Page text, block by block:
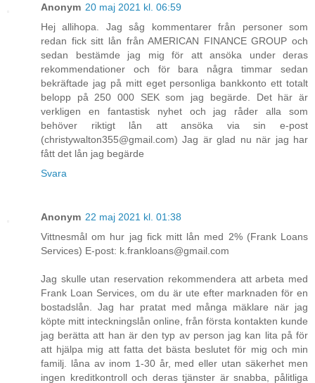
Anonym 20 maj 2021 kl. 06:59
Hej allihopa. Jag såg kommentarer från personer som
redan fick sitt lån från AMERICAN FINANCE GROUP och
sedan bestämde jag mig för att ansöka under deras
rekommendationer och för bara några timmar sedan
bekräftade jag på mitt eget personliga bankkonto ett totalt
belopp på 250 000 SEK som jag begärde. Det här är
verkligen en fantastisk nyhet och jag råder alla som
behöver riktigt lån att ansöka via sin e-post
(christywalton355@gmail.com) Jag är glad nu när jag har
fått det lån jag begärde
Svara
Anonym 22 maj 2021 kl. 01:38
Vittnesmål om hur jag fick mitt lån med 2% (Frank Loans
Services) E-post: k.frankloans@gmail.com
Jag skulle utan reservation rekommendera att arbeta med
Frank Loan Services, om du är ute efter marknaden för en
bostadslån. Jag har pratat med många mäklare när jag
köpte mitt inteckningslån online, från första kontakten kunde
jag berätta att han är den typ av person jag kan lita på för
att hjälpa mig att fatta det bästa beslutet för mig och min
familj. låna av inom 1-30 år, med eller utan säkerhet men
ingen kreditkontroll och deras tjänster är snabba, pålitliga